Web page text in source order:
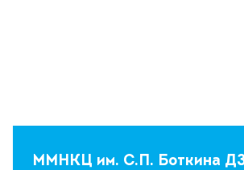
ММНКЦ им. С.П. Боткина